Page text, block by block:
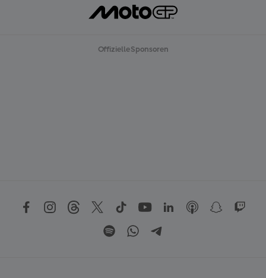
Offizielle Sponsoren